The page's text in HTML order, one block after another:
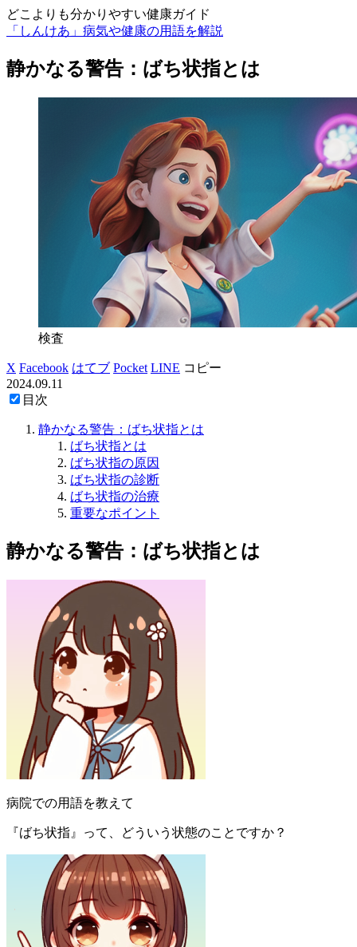
どこよりも分かりやすい健康ガイド
「しんけあ」病気や健康の用語を解説
静かなる警告：ばち状指とは
検査
X Facebook はてブ Pocket LINE コピー
2024.09.11
目次
静かなる警告：ばち状指とは
ばち状指とは
ばち状指の原因
ばち状指の診断
ばち状指の治療
重要なポイント
静かなる警告：ばち状指とは
病院での用語を教えて
『ばち状指』って、どういう状態のことですか？